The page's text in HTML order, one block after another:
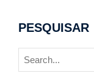
PESQUISAR